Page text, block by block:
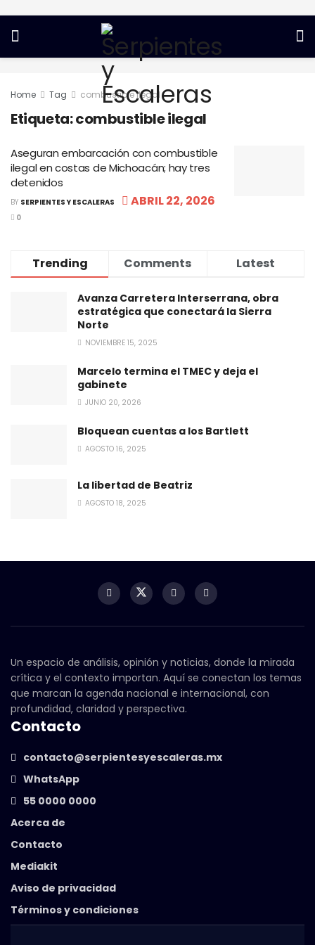
Home Tag combustible ilegal
Etiqueta:combustible ilegal
Aseguran embarcación con combustible
ilegal en costas de Michoacán; hay tres
detenidos
BY SERPIENTES Y ESCALERAS ABRIL 22, 2026
0
Trending Comments Latest
Avanza Carretera Interserrana, obra
estratégica que conectará la Sierra
Norte
NOVIEMBRE 15, 2025
Marcelo termina el TMEC y deja el
gabinete
JUNIO 20, 2026
Bloquean cuentas a los Bartlett
AGOSTO 16, 2025
La libertad de Beatriz
AGOSTO 18, 2025
Un espacio de análisis, opinión y noticias, donde la mirada
crítica y el contexto importan. Aquí se conectan los temas
que marcan la agenda nacional e internacional, con
profundidad, claridad y perspectiva.
Contacto
contacto@serpientesyescaleras.mx
WhatsApp
55 0000 0000
Acerca de
Contacto
Mediakit
Aviso de privacidad
Términos y condiciones